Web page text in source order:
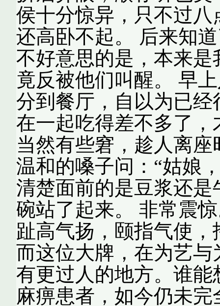
侯十分惊异，只不过
还高卧不起。 后来知
不好意思的是，本来
竟反被他们叫醒。 早
分到餐厅，自以为已
在一起吃得差不多了
当然有些窘，趁人离
温和的嗓子问：“姑娘
清楚面前的是豆浆还
碗站了起来。 非常震
趾高气扬，颐指气使
而这位大牌，在为艺
有更过人的地方。谁
麻痹患者，如今仍未